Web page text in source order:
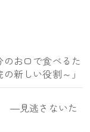
お口で食べるた
新しい役割～」
―見逃さないた